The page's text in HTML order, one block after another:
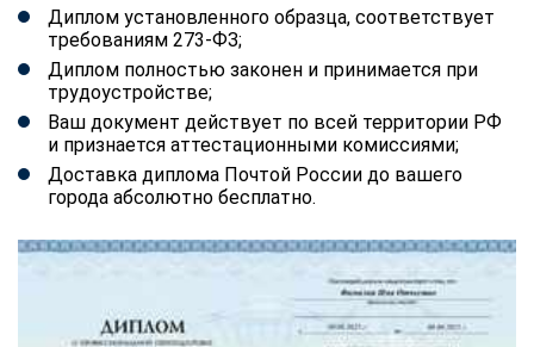
Диплом установленного образца, соответствует
требованиям 273-ФЗ;
Диплом полностью законен и принимается при
трудоустройстве;
Ваш документ действует по всей территории РФ
и признается аттестационными комиссиями;
Доставка диплома Почтой России до вашего
города абсолютно бесплатно.